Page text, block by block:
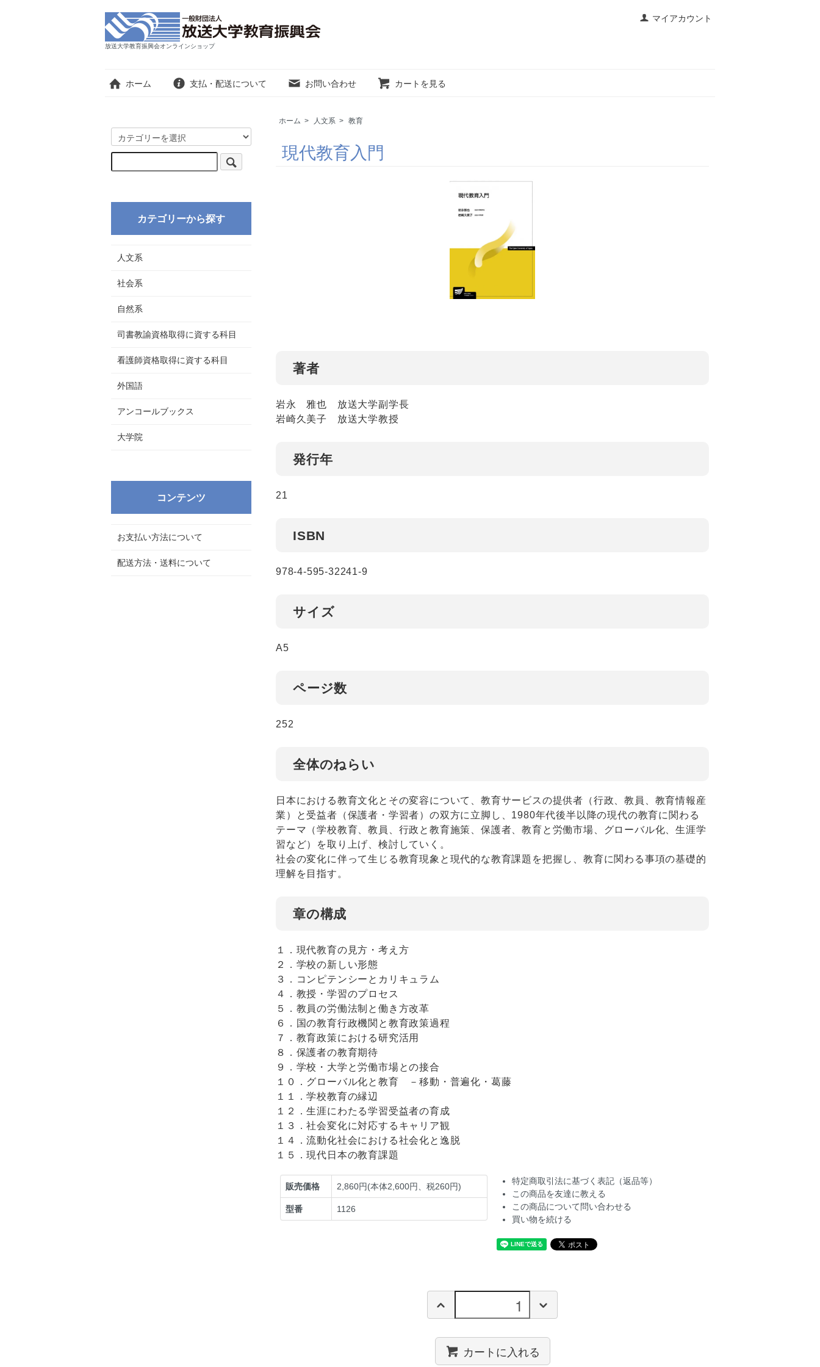
マイアカウント
放送大学教育振興会オンラインショップ
ホーム 支払・配送について お問い合わせ カートを見る
ホーム > 人文系 > 教育
現代教育入門
著者
岩永 雅也 放送大学副学長
岩崎久美子 放送大学教授
発行年
21
ISBN
978-4-595-32241-9
サイズ
A5
ページ数
252
全体のねらい
日本における教育文化とその変容について、教育サービスの提供者（行政、教員、教育情報産
業）と受益者（保護者・学習者）の双方に立脚し、1980年代後半以降の現代の教育に関わる
テーマ（学校教育、教員、行政と教育施策、保護者、教育と労働市場、グローバル化、生涯学
習など）を取り上げ、検討していく。
社会の変化に伴って生じる教育現象と現代的な教育課題を把握し、教育に関わる事項の基礎的
理解を目指す。
章の構成
１．現代教育の見方・考え方
２．学校の新しい形態
３．コンピテンシーとカリキュラム
４．教授・学習のプロセス
５．教員の労働法制と働き方改革
６．国の教育行政機関と教育政策過程
７．教育政策における研究活用
８．保護者の教育期待
９．学校・大学と労働市場との接合
１０．グローバル化と教育 －移動・普遍化・葛藤
１１．学校教育の縁辺
１２．生涯にわたる学習受益者の育成
１３．社会変化に対応するキャリア観
１４．流動化社会における社会化と逸脱
１５．現代日本の教育課題
販売価格 2,860円(本体2,600円、税260円)
型番 1126
特定商取引法に基づく表記（返品等）
この商品を友達に教える
この商品について問い合わせる
買い物を続ける
カートに入れる
カテゴリーから探す
人文系
社会系
自然系
司書教諭資格取得に資する科目
看護師資格取得に資する科目
外国語
アンコールブックス
大学院
コンテンツ
お支払い方法について
配送方法・送料について